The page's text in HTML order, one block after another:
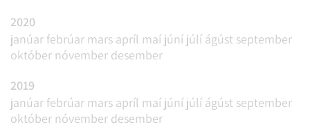
2020
janúar febrúar mars apríl maí júní júlí ágúst september
október nóvember desember
2019
janúar febrúar mars apríl maí júní júlí ágúst september
október nóvember desember